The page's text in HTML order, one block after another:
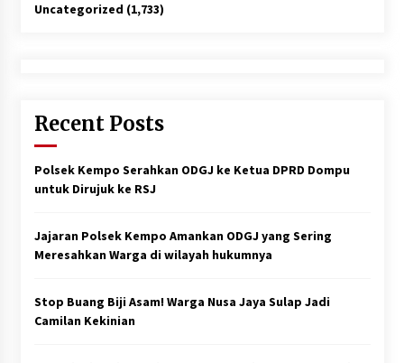
Uncategorized (1,733)
Recent Posts
Polsek Kempo Serahkan ODGJ ke Ketua DPRD Dompu
untuk Dirujuk ke RSJ
Jajaran Polsek Kempo Amankan ODGJ yang Sering
Meresahkan Warga di wilayah hukumnya
Stop Buang Biji Asam! Warga Nusa Jaya Sulap Jadi
Camilan Kekinian